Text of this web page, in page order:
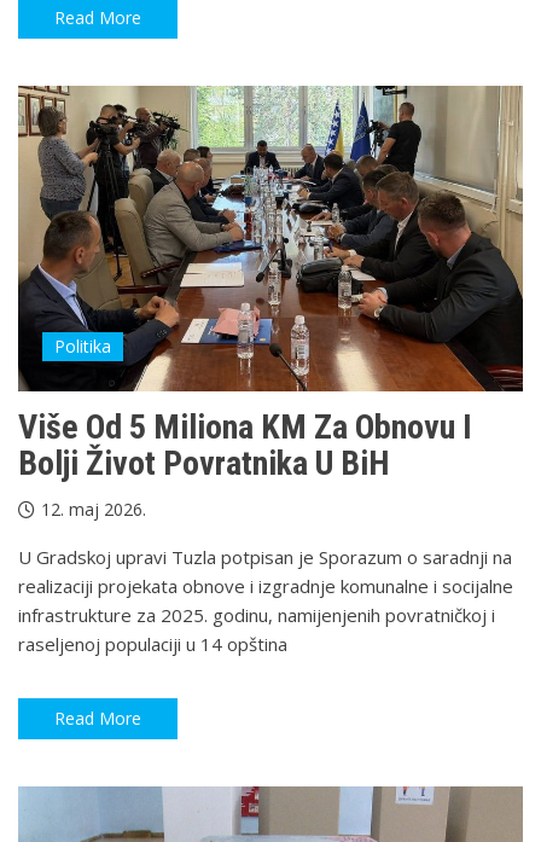
Read More
Politika
Više Od 5 Miliona KM Za Obnovu I
Bolji Život Povratnika U BiH
12. maj 2026.
U Gradskoj upravi Tuzla potpisan je Sporazum o saradnji na
realizaciji projekata obnove i izgradnje komunalne i socijalne
infrastrukture za 2025. godinu, namijenjenih povratničkoj i
raseljenoj populaciji u 14 opština
Read More